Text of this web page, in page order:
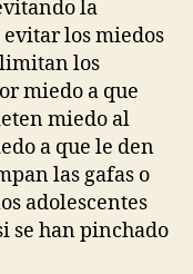
la
los miedos
los
miedo a que
miedo al
a que le den
las gafas o
adolescentes
se han pinchado